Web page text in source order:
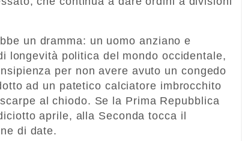
un dramma: un uomo anziano e
longevità politica del mondo occidentale,
per non avere avuto un congedo
ad un patetico calciatore imbrocchito
al chiodo. Se la Prima Repubblica
aprile, alla Seconda tocca il
di date.